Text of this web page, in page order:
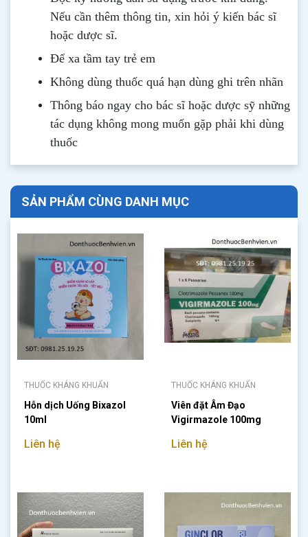
Nếu cần thêm thông tin, xin hỏi ý kiến bác sĩ
hoặc dược sĩ.
Để xa tầm tay trẻ em
Không dùng thuốc quá hạn dùng ghi trên nhãn
Thông báo ngay cho bác sĩ hoặc dược sỹ những
tác dụng không mong muốn gặp phải khi dùng
thuốc
SẢN PHẨM CÙNG DANH MỤC
THUỐC KHÁNG KHUẨN
Hỗn dịch Uống Bixazol
10ml
Liên hệ
THUỐC KHÁNG KHUẨN
Viên đặt Âm Đạo
Vigirmazole 100mg
Liên hệ